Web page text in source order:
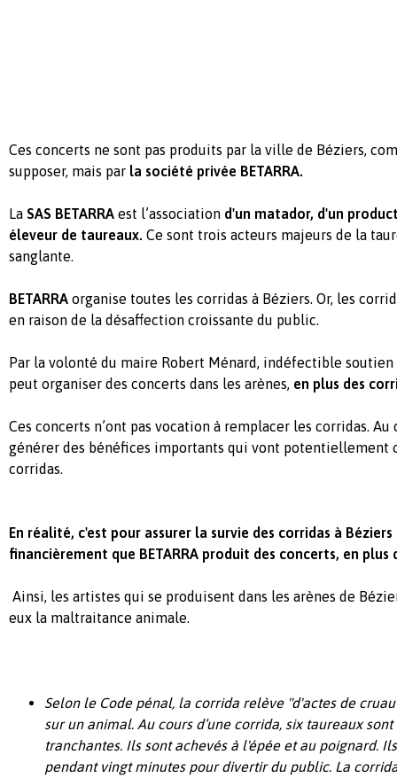
Ces concerts ne sont pas produits par la ville de Béziers,
supposer, mais par la société privée BETARRA.
La SAS BETARRA est l’association d'un matador, d'un
éleveur de taureaux. Ce sont trois acteurs majeurs de la
sanglante.
BETARRA organise toutes les corridas à Béziers. Or, les
en raison de la désaffection croissante du public.
Par la volonté du maire Robert Ménard, indéfectible
peut organiser des concerts dans les arènes, en plus des
Ces concerts n’ont pas vocation à remplacer les corridas.
générer des bénéfices importants qui vont potentiellement
corridas.
En réalité, c'est pour assurer la survie des corridas à
financièrement que BETARRA produit des concerts, en plus
Ainsi, les artistes qui se produisent dans les arènes de
eux la maltraitance animale.
Selon le Code pénal, la corrida relève "d'actes de
sur un animal. Au cours d’une corrida, six taureaux
tranchantes. Ils sont achevés à l'épée et au poignard.
pendant vingt minutes pour divertir du public. La